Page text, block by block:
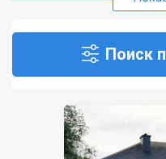
Поиск